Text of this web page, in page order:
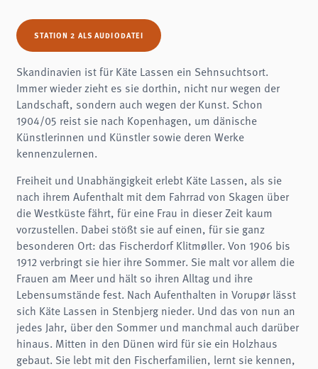
STATION 2 ALS AUDIODATEI
Skandinavien ist für Käte Lassen ein Sehnsuchtsort.
Immer wieder zieht es sie dorthin, nicht nur wegen der
Landschaft, sondern auch wegen der Kunst. Schon
1904/05 reist sie nach Kopenhagen, um dänische
Künstlerinnen und Künstler sowie deren Werke
kennenzulernen.
Freiheit und Unabhängigkeit erlebt Käte Lassen, als sie
nach ihrem Aufenthalt mit dem Fahrrad von Skagen über
die Westküste fährt, für eine Frau in dieser Zeit kaum
vorzustellen. Dabei stößt sie auf einen, für sie ganz
besonderen Ort: das Fischerdorf Klitmøller. Von 1906 bis
1912 verbringt sie hier ihre Sommer. Sie malt vor allem die
Frauen am Meer und hält so ihren Alltag und ihre
Lebensumstände fest. Nach Aufenthalten in Vorupør lässt
sich Käte Lassen in Stenbjerg nieder. Und das von nun an
jedes Jahr, über den Sommer und manchmal auch darüber
hinaus. Mitten in den Dünen wird für sie ein Holzhaus
gebaut. Sie lebt mit den Fischerfamilien, lernt sie kennen,